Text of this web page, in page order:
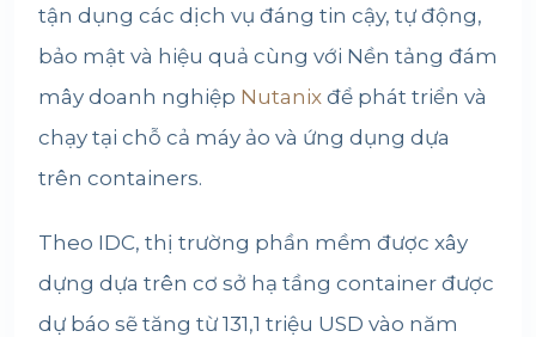
tận dụng các dịch vụ đáng tin cậy, tự động,
bảo mật và hiệu quả cùng với Nền tảng đám
mây doanh nghiệp Nutanix để phát triển và
chạy tại chỗ cả máy ảo và ứng dụng dựa
trên containers.
Theo IDC, thị trường phần mềm được xây
dựng dựa trên cơ sở hạ tầng container được
dự báo sẽ tăng từ 131,1 triệu USD vào năm